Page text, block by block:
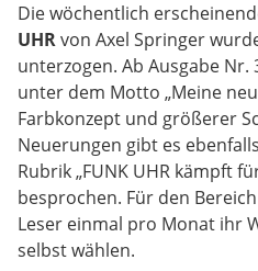
Die wöchentlich
UHRvon Axel Springer
unterzogen. Ab Ausgabe Nr.
unter dem Motto „Meine
Farbkonzept und größerer
Neuerungen gibt es
Rubrik „FUNK UHR kämpft
besprochen. Für den
Leser einmal pro Monat ihr
selbst wählen.